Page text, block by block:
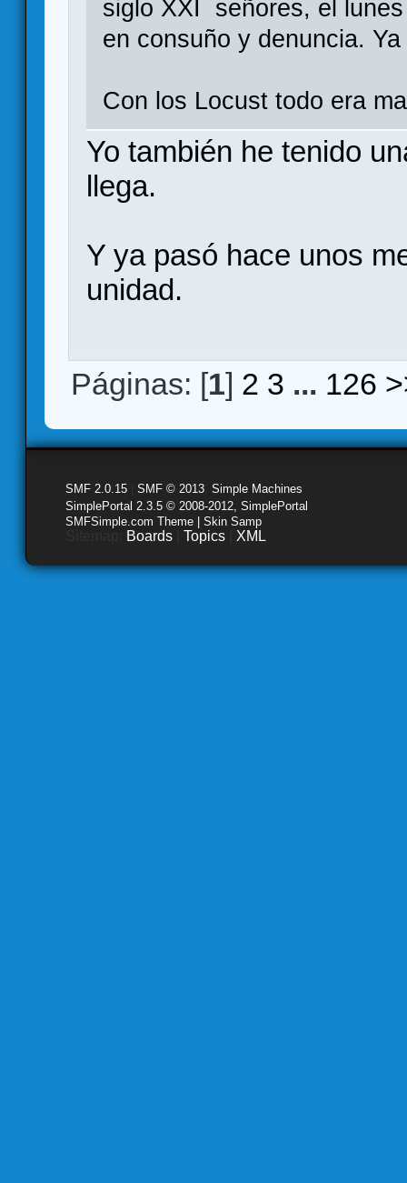
siglo XXI señores, el
en consuño y denuncia.
Con los Locust todo era
Yo también he tenido
llega.
Y ya pasó hace unos
unidad.
Páginas: [1] 2 3 ... 126
SMF 2.0.15 SMF © 2013 Simple Machines
SimplePortal 2.3.5 © 2008-2012, SimplePortal
SMFSimple.com Theme | Skin Samp
Boards Topics XML